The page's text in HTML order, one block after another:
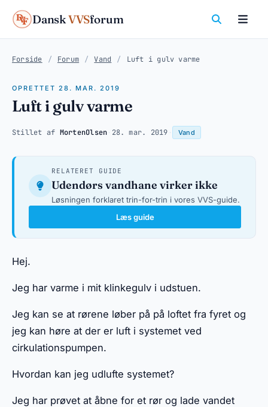
DanskVVSforum
Forside / Forum / Vand / Luft i gulv varme
OPRETTET 28. MAR. 2019
Luft i gulv varme
Stillet af MortenOlsen 28. mar. 2019 Vand
RELATERET GUIDE
Udendørs vandhane virker ikke
Løsningen forklaret trin-for-trin i vores VVS-guide.
Læs guide
Hej.
Jeg har varme i mit klinkegulv i udstuen.
Jeg kan se at rørene løber på på loftet fra fyret og
jeg kan høre at der er luft i systemet ved
cirkulationspumpen.
Hvordan kan jeg udlufte systemet?
Jeg har prøvet at åbne for et rør og lade vandet